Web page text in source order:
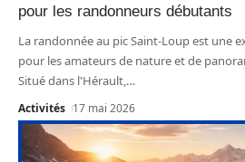
pour les randonneurs débutants
La randonnée au pic Saint-Loup est une
pour les amateurs de nature et de
Situé dans l'Hérault,…
Activités 17 mai 2026